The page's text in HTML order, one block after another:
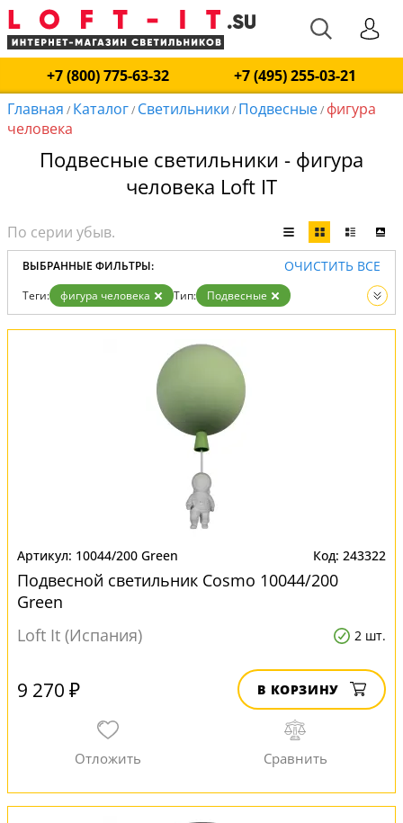
+7 (800) 775-63-32
+7 (495) 255-03-21
Главная / Каталог/ Светильники / Подвесные/ фигура
человека
Подвесные светильники - фигура
человека Loft IT
ВЫБРАННЫЕ ФИЛЬТРЫ: ОЧИСТИТЬ ВСЕ
Теги: фигура человека Тип:
Подвесные
Вид:
Светильники
10044/200 Green 243322
Подвесной светильник Cosmo 10044/200
Green
Loft It (Испания)
2 шт.
9 270 ₽ В КОРЗИНУ